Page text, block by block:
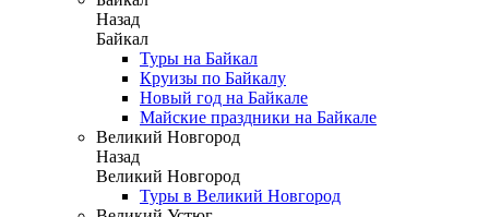
Назад
Байкал
Туры на Байкал
Круизы по Байкалу
Новый год на Байкале
Майские праздники на Байкале
Великий Новгород
Назад
Великий Новгород
Туры в Великий Новгород